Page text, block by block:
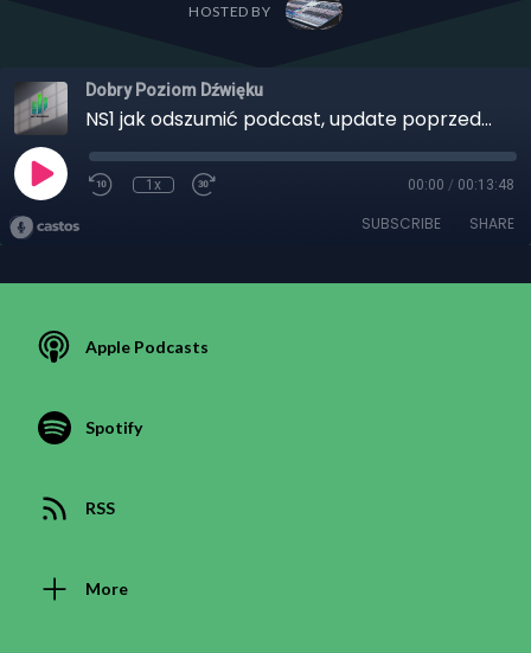
HOSTED BY
Dobry Poziom Dźwięku
NS1 jak odszumić podcast, update poprzedniego podcastu o pluginie NS1 od Waves audio.
1x 00:00 / 00:13:48
SUBSCRIBE SHARE
Apple Podcasts
Spotify
RSS
More